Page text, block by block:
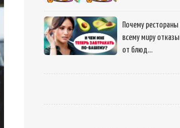
Почему
всему миру
от блюд…